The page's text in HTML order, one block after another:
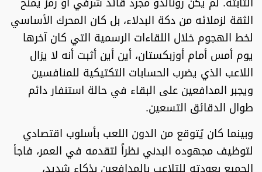
الثقة لزملائه من دكة البدلاء، بل كان المحرك الأساسي
لخط الهجوم خلال اللقاءات الرسمية التي كان آخرها
يوم أمس أمام أوزبكستان، أين أين أثبت أنه لا يزال
اللاعب الذي يضرب الحسابات التكتيكية للمنافسين
ويجبر المدافعين على البقاء في حالة استنفار دائم
طوال الدقائق التسعين.
وبينما كان يُتوقع من الدون اللعب بأسلوب اقتصادي
لتوظيف مجهوده البدني نظراً لتقدمه في العمر، فاجأ